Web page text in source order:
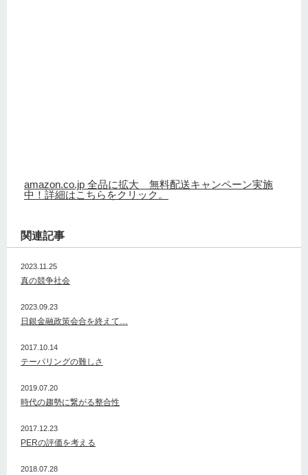
amazon.co.jp 全品に拡大 無料配送キャンペーン実施
中！詳細はこちらをクリック。
関連記事
2023.11.25
真の競争社会
2023.09.23
日銀金融政策会合を終えて…
2017.10.14
テーパリングの難しさ
2019.07.20
時代の趨勢に繋がる整合性
2017.12.23
PERの評価を考える
2018.07.28